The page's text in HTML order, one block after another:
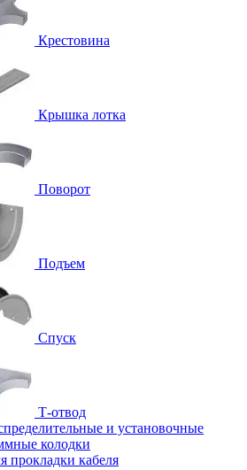
Крестовина
Крышка лотка
Поворот
Подъем
Спуск
Т-отвод
и установочные
колодки
прокладки кабеля